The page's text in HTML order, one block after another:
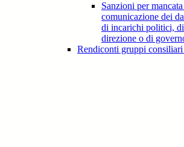
Sanzioni per
comunicazione dei
di incarichi politici,
direzione o di
Rendiconti gruppi